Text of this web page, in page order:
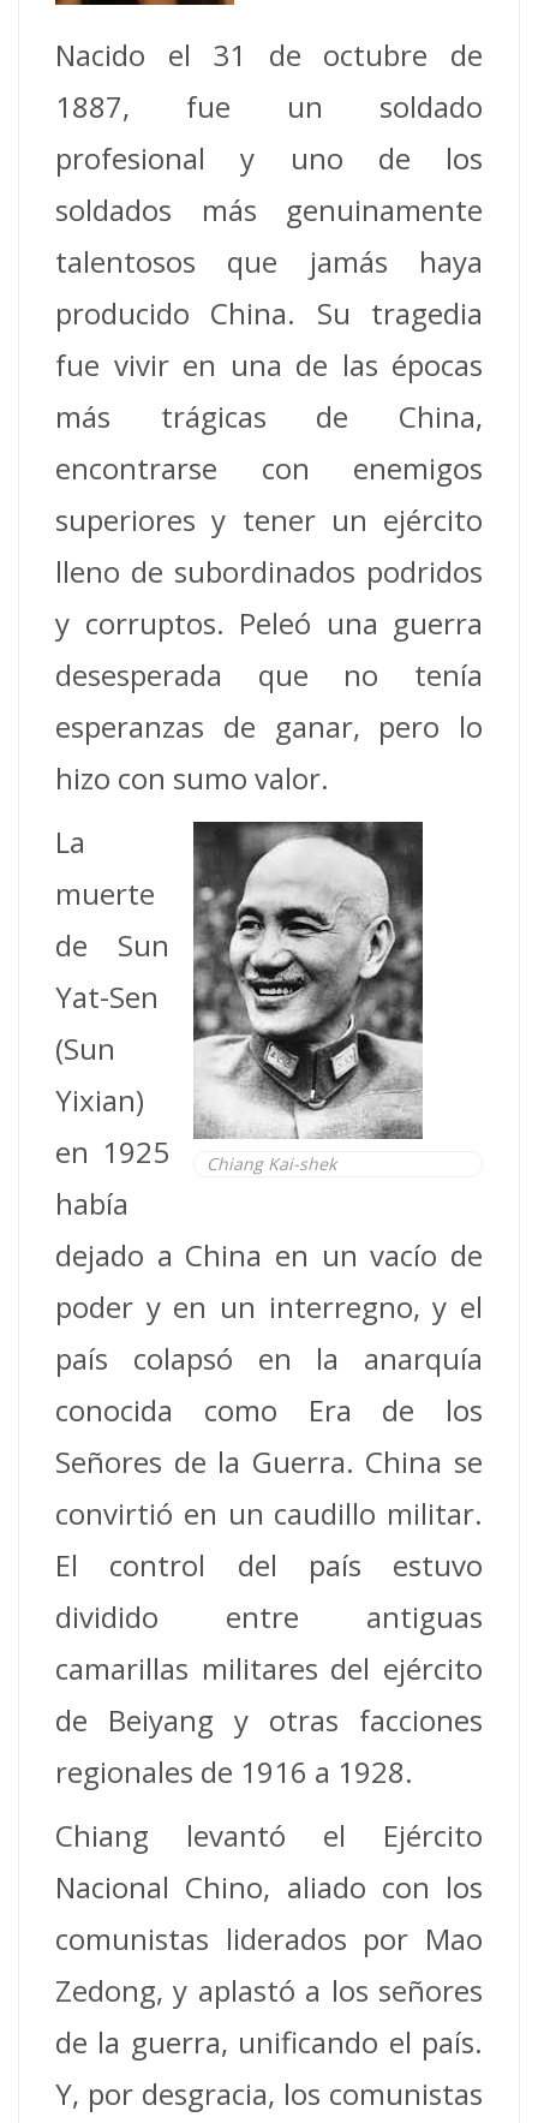
Nacido el 31 de octubre de
1887, fue un soldado
profesional y uno de los
soldados más genuinamente
talentosos que jamás haya
producido China. Su tragedia
fue vivir en una de las épocas
más trágicas de China,
encontrarse con enemigos
superiores y tener un ejército
lleno de subordinados podridos
y corruptos. Peleó una guerra
desesperada que no tenía
esperanzas de ganar, pero lo
hizo con sumo valor.
Chiang Kai-shek
La
muerte
de Sun
Yat-Sen
(Sun
Yixian)
en 1925
había
dejado a China en un vacío de
poder y en un interregno, y el
país colapsó en la anarquía
conocida como Era de los
Señores de la Guerra. China se
convirtió en un caudillo militar.
El control del país estuvo
dividido entre antiguas
camarillas militares del ejército
de Beiyang y otras facciones
regionales de 1916 a 1928.
Chiang levantó el Ejército
Nacional Chino, aliado con los
comunistas liderados por Mao
Zedong, y aplastó a los señores
de la guerra, unificando el país.
Y, por desgracia, los comunistas